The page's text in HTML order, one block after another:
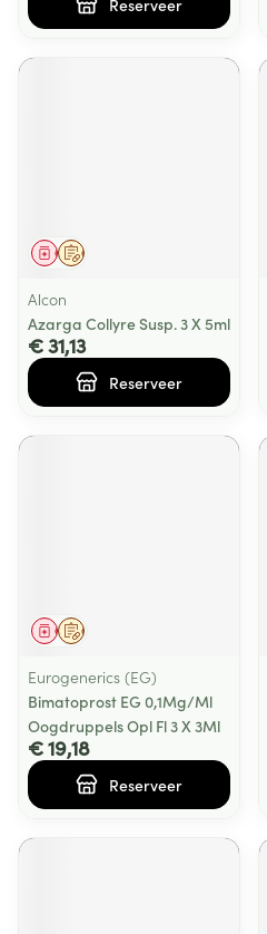
Reserveer
Op voorschrift
Geneesmiddel
Alcon
Azarga Collyre Susp. 3 X 5ml
€ 31,13
Reserveer
Op voorschrift
Geneesmiddel
Eurogenerics (EG)
Bimatoprost EG 0,1Mg/Ml
Oogdruppels Opl Fl 3 X 3Ml
€ 19,18
Reserveer